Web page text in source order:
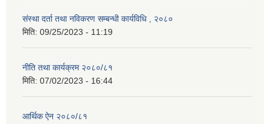
संस्था दर्ता तथा नविकरण सम्बन्धी कार्यविधि , २०८०
मिति: 09/25/2023 - 11:19
नीति तथा कार्यक्रम २०८०/८१
मिति: 07/02/2023 - 16:44
आर्थिक ऐन २०८०/८१